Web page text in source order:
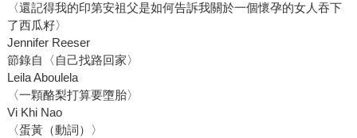
〈還記得我的印第安祖父是如何告訴我關於一個懷孕的女人吞下
了西瓜籽〉
Jennifer Reeser
節錄自〈自己找路回家〉
Leila Aboulela
〈一顆酪梨打算要墮胎〉
Vi Khi Nao
〈蛋黃（動詞）〉